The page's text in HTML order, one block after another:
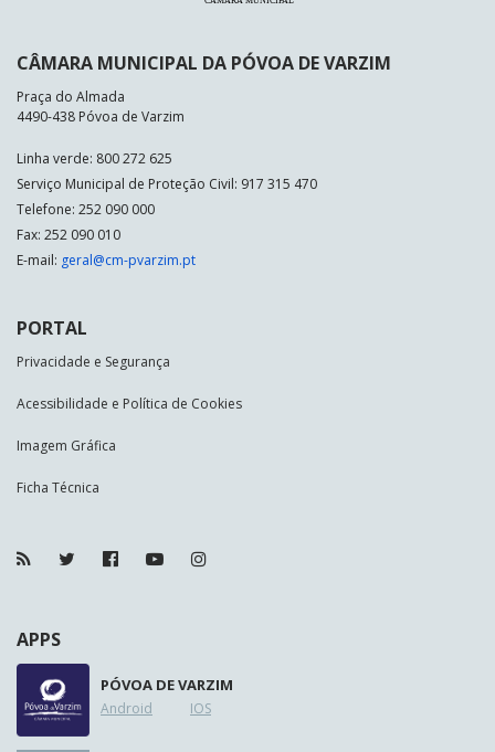
CÂMARA MUNICIPAL DA PÓVOA DE VARZIM
Praça do Almada
4490-438 Póvoa de Varzim
Linha verde: 800 272 625
Serviço Municipal de Proteção Civil: 917 315 470
Telefone: 252 090 000
Fax: 252 090 010
E-mail: geral@cm-pvarzim.pt
PORTAL
Privacidade e Segurança
Acessibilidade e Política de Cookies
Imagem Gráfica
Ficha Técnica
APPS
PÓVOA DE VARZIM
Android IOS